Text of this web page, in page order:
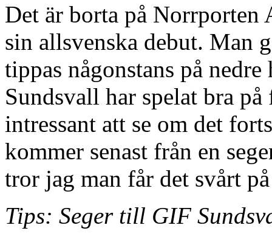
Det är borta på Norrporten
sin allsvenska debut. Man
tippas någonstans på
Sundsvall har spelat bra
intressant att se om det
kommer senast från en
tror jag man får det svårt
Tips: Seger till GIF